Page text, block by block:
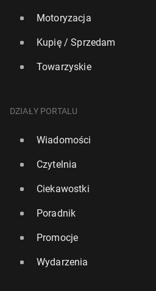
Motoryzacja
Kupię / Sprzedam
Towarzyskie
DZIAŁY PORTALU
Wiadomości
Czytelnia
Ciekawostki
Poradnik
Promocje
Wydarzenia